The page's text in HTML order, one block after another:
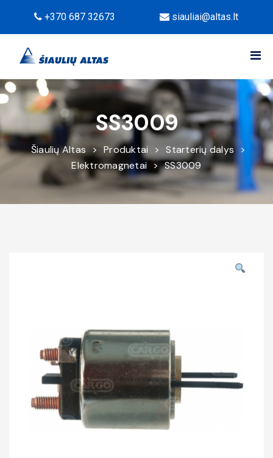
+370 687 32673 siauliai@altas.lt
SS3009
Šiaulių Altas > Produktai > Starterių dalys
>
Elektromagnetai > SS3009